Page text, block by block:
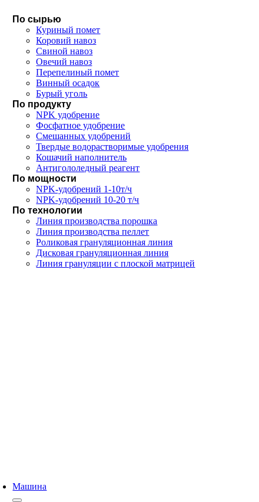
По сырью
Куриный помет
Коровий навоз
Свиной навоз
Овечий навоз
Перепелиный помет
Винный осадок
Бурый уголь
По продукту
NPK удобрение
Фосфатное удобрение
Смешанных удобрений
Твердые водорастворимые удобрения
Кошачий наполнитель
Антигололедный реагент
По мощности
NPK-удобрений 1-10т/ч
NPK-удобрений 10-20 т/ч
По технологии
Линия производства порошка
Линия производства пеллет
Роликовая грануляционная линия
Дисковая грануляционная линия
Линия грануляции с плоской матрицей
Машина